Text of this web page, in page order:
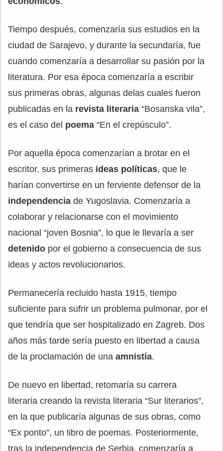
Tiempo después, comenzaría sus estudios en la
ciudad de Sarajevo, y durante la secundaría, fue
cuando comenzaría a desarrollar su pasión por la
literatura. Por esa época comenzaría a escribir
sus primeras obras, algunas delas cuales fueron
publicadas en la revista literaria “Bosanska vila”,
es el caso del poema “En el crepúsculo”.
Por aquella época comenzarían a brotar en el
escritor, sus primeras ideas políticas, que le
harían convertirse en un ferviente defensor de la
independencia de Yugoslavia. Comenzaría a
colaborar y relacionarse con el movimiento
nacional “joven Bosnia”, lo que le llevaría a ser
detenido por el gobierno a consecuencia de sus
ideas y actos revolucionarios.
Permanecería recluido hasta 1915, tiempo
suficiente para sufrir un problema pulmonar, por el
que tendría que ser hospitalizado en Zagreb. Dos
años más tarde sería puesto en libertad a causa
de la proclamación de una amnistía.
De nuevo en libertad, retomaría su carrera
literaria creando la revista literaria “Sur literarios”,
en la que publicaría algunas de sus obras, como
“Ex ponto”, un libro de poemas. Posteriormente,
tras la independencia de Serbia, comenzaría a